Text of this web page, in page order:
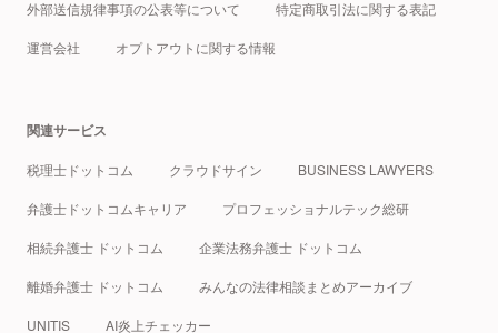
外部送信規律事項の公表等について 特定商取引法に関する表記
運営会社 オプトアウトに関する情報
関連サービス
税理士ドットコム クラウドサイン BUSINESS LAWYERS
弁護士ドットコムキャリア プロフェッショナルテック総研
相続弁護士 ドットコム 企業法務弁護士 ドットコム
離婚弁護士 ドットコム みんなの法律相談まとめアーカイブ
UNITIS AI炎上チェッカー